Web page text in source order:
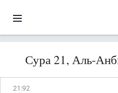
Сура 21, Аль-
21 :92